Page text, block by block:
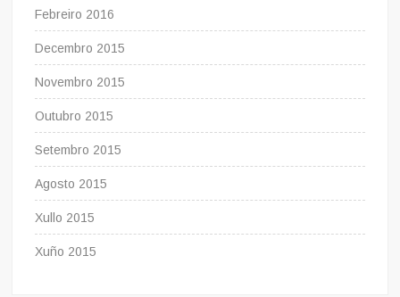
Febreiro 2016
Decembro 2015
Novembro 2015
Outubro 2015
Setembro 2015
Agosto 2015
Xullo 2015
Xuño 2015